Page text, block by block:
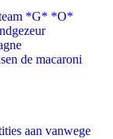
team *G* *O*
de macaroni
aan vanwege